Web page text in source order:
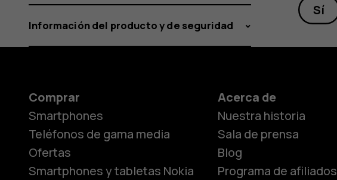
Sí
Información del producto y de seguridad
Comprar
Smartphones
Teléfonos de gama media
Ofertas
Smartphones y tabletas Nokia
Acerca de
Nuestra historia
Sala de prensa
Blog
Programa de afiliados